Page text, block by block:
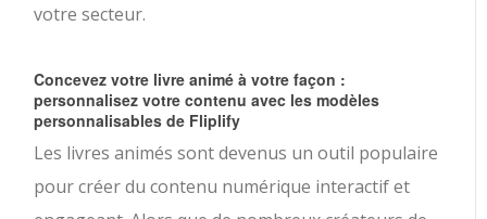
votre secteur.
Concevez votre livre animé à votre façon :
personnalisez votre contenu avec les modèles
personnalisables de Fliplify
Les livres animés sont devenus un outil populaire
pour créer du contenu numérique interactif et